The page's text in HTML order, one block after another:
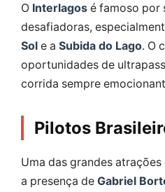
O Interlagos é famoso por
desafiadoras,
Sol e a Subida do Lago. O
oportunidades de
corrida sempre
Pilotos
Uma das grandes atrações
a presença de Gabriel